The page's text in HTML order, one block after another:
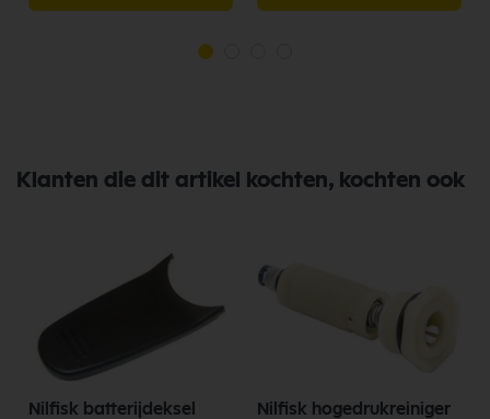
Klanten die dit artikel kochten, kochten ook
Nilfisk batterijdeksel
Nilfisk hogedrukreiniger